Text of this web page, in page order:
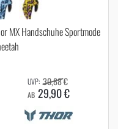
MX Handschuhe Sportmode
AB 29,90 €
30,88 €